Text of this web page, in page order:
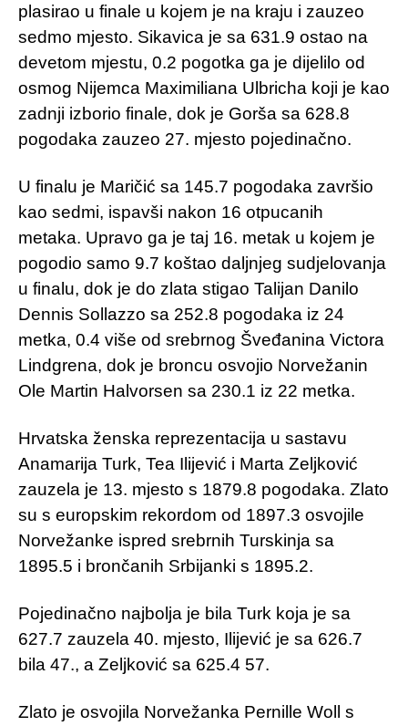
plasirao u finale u kojem je na kraju i zauzeo
sedmo mjesto. Sikavica je sa 631.9 ostao na
devetom mjestu, 0.2 pogotka ga je dijelilo od
osmog Nijemca Maximiliana Ulbricha koji je kao
zadnji izborio finale, dok je Gorša sa 628.8
pogodaka zauzeo 27. mjesto pojedinačno.
U finalu je Maričić sa 145.7 pogodaka završio
kao sedmi, ispavši nakon 16 otpucanih
metaka. Upravo ga je taj 16. metak u kojem je
pogodio samo 9.7 koštao daljnjeg sudjelovanja
u finalu, dok je do zlata stigao Talijan Danilo
Dennis Sollazzo sa 252.8 pogodaka iz 24
metka, 0.4 više od srebrnog Šveđanina Victora
Lindgrena, dok je broncu osvojio Norvežanin
Ole Martin Halvorsen sa 230.1 iz 22 metka.
Hrvatska ženska reprezentacija u sastavu
Anamarija Turk, Tea Ilijević i Marta Zeljković
zauzela je 13. mjesto s 1879.8 pogodaka. Zlato
su s europskim rekordom od 1897.3 osvojile
Norvežanke ispred srebrnih Turskinja sa
1895.5 i brončanih Srbijanki s 1895.2.
Pojedinačno najbolja je bila Turk koja je sa
627.7 zauzela 40. mjesto, Ilijević je sa 626.7
bila 47., a Zeljković sa 625.4 57.
Zlato je osvojila Norvežanka Pernille Woll s